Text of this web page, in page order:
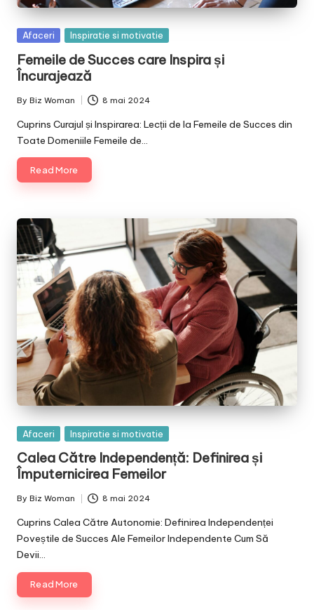
Posted
Afaceri Inspiratie si motivatie
Femeile de Succes care Inspira și
Încurajează
Posted
by
By Biz Woman 8 mai 2024
Cuprins Curajul și Inspirarea: Lecții de la Femeile de Succes din
Toate Domeniile Femeile de…
Read More
Posted
Afaceri Inspiratie si motivatie
Calea Către Independență: Definirea și
Împuternicirea Femeilor
Posted
by
By Biz Woman 8 mai 2024
Cuprins Calea Către Autonomie: Definirea Independenței
Poveștile de Succes Ale Femeilor Independente Cum Să
Devii…
Read More